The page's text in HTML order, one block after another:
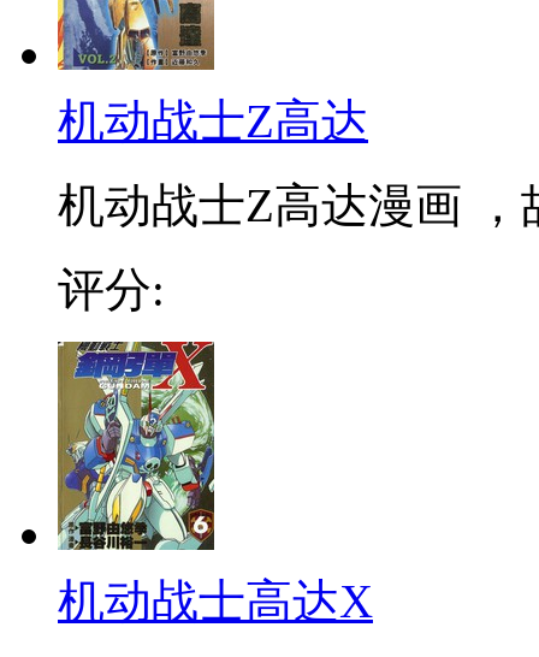
机动战士Z高达
机动战士Z高达漫画
评分:
机动战士高达X